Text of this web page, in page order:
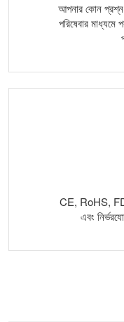
আপনার কোন
পরিষেবার
CE, RoHS,
এবং